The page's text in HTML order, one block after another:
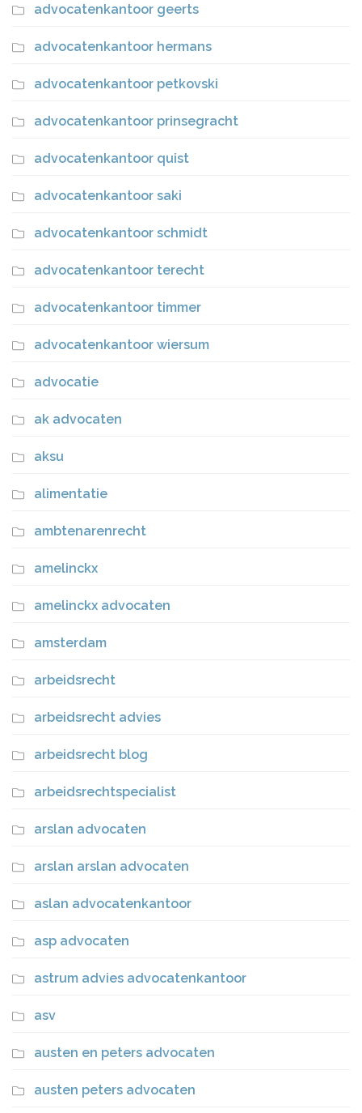
advocatenkantoor geerts
advocatenkantoor hermans
advocatenkantoor petkovski
advocatenkantoor prinsegracht
advocatenkantoor quist
advocatenkantoor saki
advocatenkantoor schmidt
advocatenkantoor terecht
advocatenkantoor timmer
advocatenkantoor wiersum
advocatie
ak advocaten
aksu
alimentatie
ambtenarenrecht
amelinckx
amelinckx advocaten
amsterdam
arbeidsrecht
arbeidsrecht advies
arbeidsrecht blog
arbeidsrechtspecialist
arslan advocaten
arslan arslan advocaten
aslan advocatenkantoor
asp advocaten
astrum advies advocatenkantoor
asv
austen en peters advocaten
austen peters advocaten